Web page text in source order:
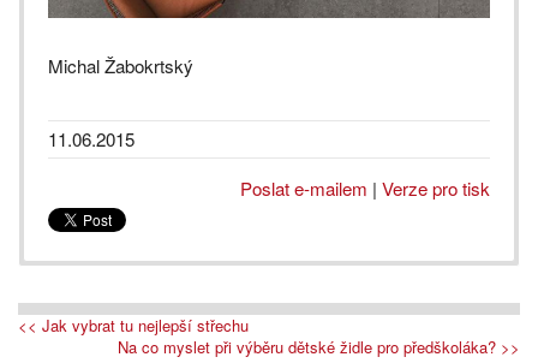
Michal Žabokrtský
11.06.2015
Poslat e-mailem | Verze pro tisk
<< Jak vybrat tu nejlepší střechu
Na co myslet při výběru dětské židle pro předškoláka? >>